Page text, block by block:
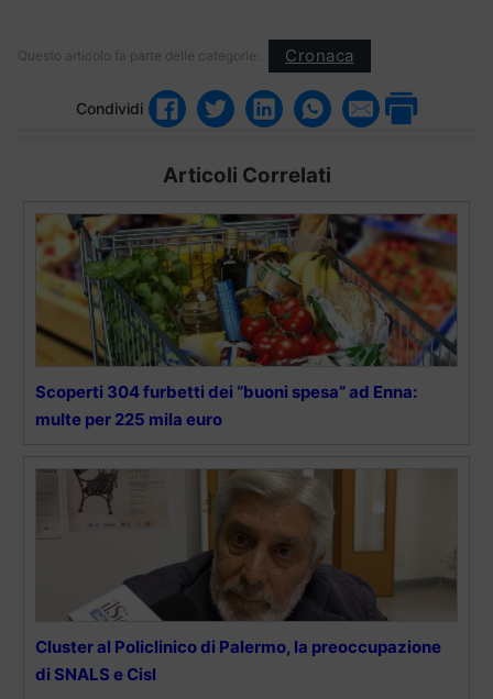
Questo articolo fa parte delle categorie: Cronaca
Condividi
Articoli Correlati
Scoperti 304 furbetti dei “buoni spesa” ad Enna:
multe per 225 mila euro
Cluster al Policlinico di Palermo, la preoccupazione
di SNALS e Cisl